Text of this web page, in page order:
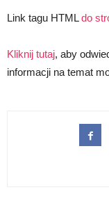
Link tagu HTMLdo
Kliknij tutaj, aby
informacji na temat